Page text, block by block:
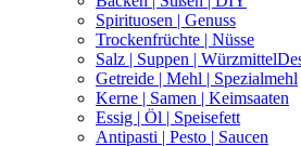
Spirituosen | Genuss
Trockenfrüchte | Nüsse
Salz | Suppen | Würzmittel
Getreide | Mehl | Spezialmehl
Kerne | Samen | Keimsaaten
Essig | Öl | Speisefett
Antipasti | Pesto | Saucen